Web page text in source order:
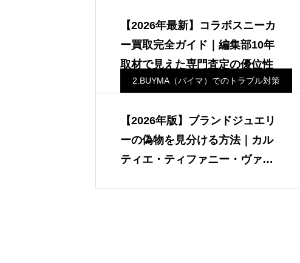
【2026年最新】コラボスニーカ
ー買取完全ガイド｜編集部10年
取材で見えた専門査定の優位性
2.BUYMA（バイマ）でのトラブル対策
【2026年版】ブランドジュエリ
ーの偽物を見分ける方法｜カル
ティエ・ティファニー・ヴァン